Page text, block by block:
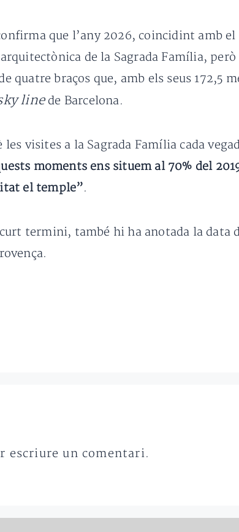
que l’any 2026, coincidint amb
de la Sagrada Família, però
quatre braços que, amb els seus
line de Barcelona.
visites a la Sagrada Família cada
moments ens situem al 70% del
el temple”.
termini, també hi ha anotada la data
escriure un comentari.